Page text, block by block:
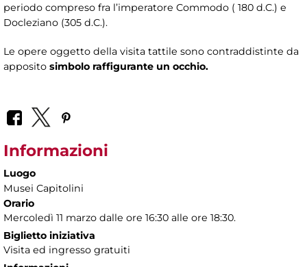
periodo compreso fra l’imperatore Commodo ( 180 d.C.) e
Docleziano (305 d.C.).
Le opere oggetto della visita tattile sono contraddistinte da
apposito simbolo raffigurante un occhio.
Informazioni
Luogo
Musei Capitolini
Orario
Mercoledì 11 marzo dalle ore 16:30 alle ore 18:30.
Biglietto iniziativa
Visita ed ingresso gratuiti